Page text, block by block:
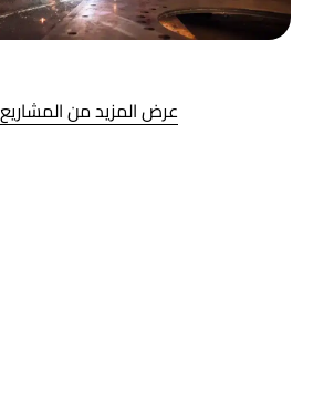
عرض المزيد من المشاريع